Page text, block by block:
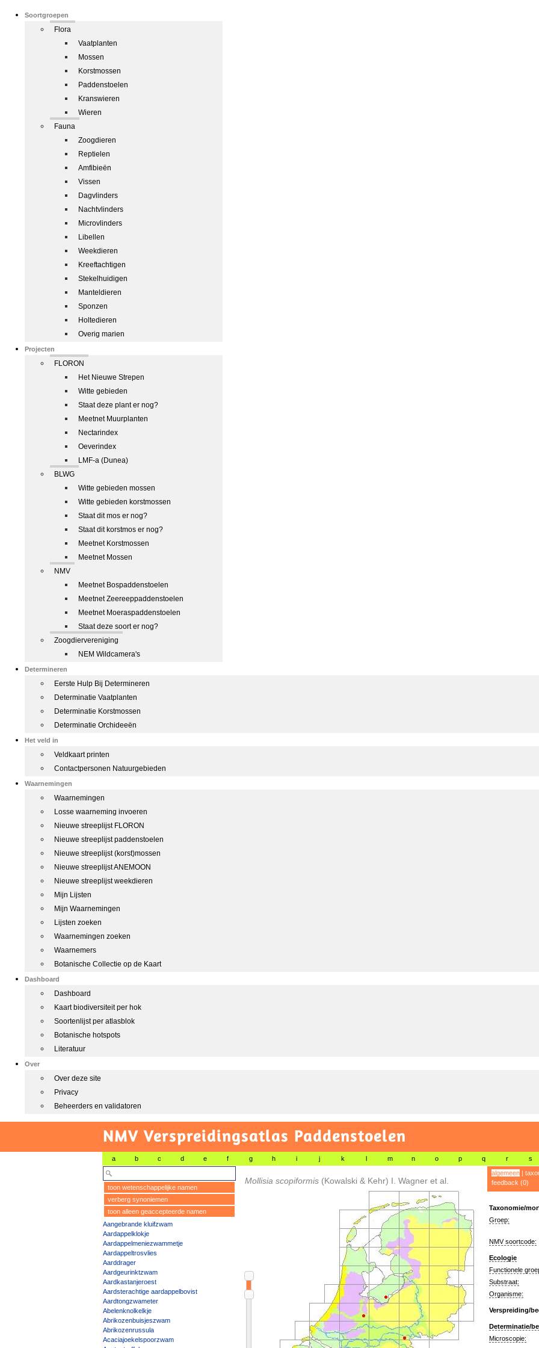
Soortgroepen
Flora
Vaatplanten
Mossen
Korstmossen
Paddenstoelen
Kranswieren
Wieren
Fauna
Zoogdieren
Reptielen
Amfibieën
Vissen
Dagvlinders
Nachtvlinders
Microvlinders
Libellen
Weekdieren
Kreeftachtigen
Stekelhuidigen
Manteldieren
Sponzen
Holtedieren
Overig marien
Projecten
FLORON
Het Nieuwe Strepen
Witte gebieden
Staat deze plant er nog?
Meetnet Muurplanten
Nectarindex
Oeverindex
LMF-a (Dunea)
BLWG
Witte gebieden mossen
Witte gebieden korstmossen
Staat dit mos er nog?
Staat dit korstmos er nog?
Meetnet Korstmossen
Meetnet Mossen
NMV
Meetnet Bospaddenstoelen
Meetnet Zeereeppaddenstoelen
Meetnet Moeraspaddenstoelen
Staat deze soort er nog?
Zoogdiervereniging
NEM Wildcamera's
Determineren
Eerste Hulp Bij Determineren
Determinatie Vaatplanten
Determinatie Korstmossen
Determinatie Orchideeën
Het veld in
Veldkaart printen
Contactpersonen Natuurgebieden
Waarnemingen
Waarnemingen
Losse waarneming invoeren
Nieuwe streeplijst FLORON
Nieuwe streeplijst paddenstoelen
Nieuwe streeplijst (korst)mossen
Nieuwe streeplijst ANEMOON
Nieuwe streeplijst weekdieren
Mijn Lijsten
Mijn Waarnemingen
Lijsten zoeken
Waarnemingen zoeken
Waarnemers
Botanische Collectie op de Kaart
Dashboard
Dashboard
Kaart biodiversiteit per hok
Soortenlijst per atlasblok
Botanische hotspots
Literatuur
Over
Over deze site
Privacy
Beheerders en validatoren
NMV Verspreidingsatlas Paddenstoelen
a b c d e f g h i j k l m n o p q r s
toon wetenschappelijke namen
verberg synoniemen
toon alleen geaccepteerde namen
Aangebrande kluifzwam
Aardappelklokje
Aardappelmeniezwammetje
Aardappeltrosvlies
Aarddrager
Aardgeurinktzwam
Aardkastanjeroest
Aardsterachtige aardappelbovist
Aardtongzwameter
Abelenknolkelkje
Abrikozenbuisjeszwam
Abrikozenrussula
Acaciajoekelspoorzwam
Mollisia scopiformis (Kowalski & Kehr) I. Wagner et al.
algemeen|
feedback (0)
Taxonomie/
Groep:
NMV soortcode:
Ecologie
Functionele
Substraat:
Organisme:
Verspreiding/
Determinatie/
Microscopie: